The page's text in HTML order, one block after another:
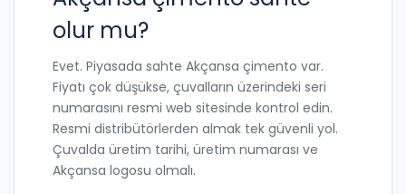
olur mu?
Evet. Piyasada sahte Akçansa çimento var.
Fiyatı çok düşükse, çuvalların üzerindeki seri
numarasını resmi web sitesinde kontrol edin.
Resmi distribütörlerden almak tek güvenli yol.
Çuvalda üretim tarihi, üretim numarası ve
Akçansa logosu olmalı.